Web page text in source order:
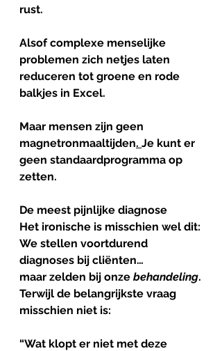
rust.
Alsof complexe menselijke
problemen zich netjes laten
reduceren tot groene en rode
balkjes in Excel.
Maar mensen zijn geen
magnetronmaaltijden. Je kunt er
geen standaardprogramma op
zetten.
De meest pijnlijke diagnose
Het ironische is misschien wel dit:
We stellen voortdurend
diagnoses bij cliënten…
maar zelden bij onze behandeling.
Terwijl de belangrijkste vraag
misschien niet is:
“Wat klopt er niet met deze